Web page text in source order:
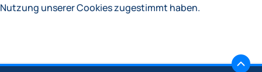
Nutzung unserer Cookies zugestimmt haben.